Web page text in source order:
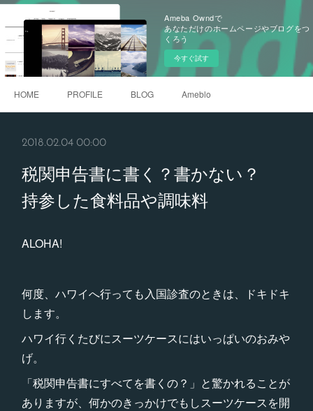
Ameba Owndで
あなただけのホームページやブログをつ
くろう
今すぐ試す
HOME PROFILE BLOG Ameblo
2018.02.04 00:00
税関申告書に書く？書かない？
持参した食料品や調味料
ALOHA!
何度、ハワイへ行っても入国診査のときは、ドキドキ
します。
ハワイ行くたびにスーツケースにはいっぱいのおみや
げ。
「税関申告書にすべてを書くの？」と驚かれることが
ありますが、何かのきっかけでもしスーツケースを開